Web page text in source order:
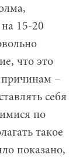
15-20
что это
причинам –
себя
по
такое
показано,